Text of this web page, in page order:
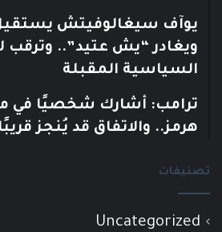
يوآف سيغالوفيتش
ويغادر “يش عتيد”.. وترقب
السياسية المقبلة
ترامب: أشارك شخصيًا في
هرمز.. والاتفاق قد يُنجز قريبًا
تصنيفات
Uncategorized